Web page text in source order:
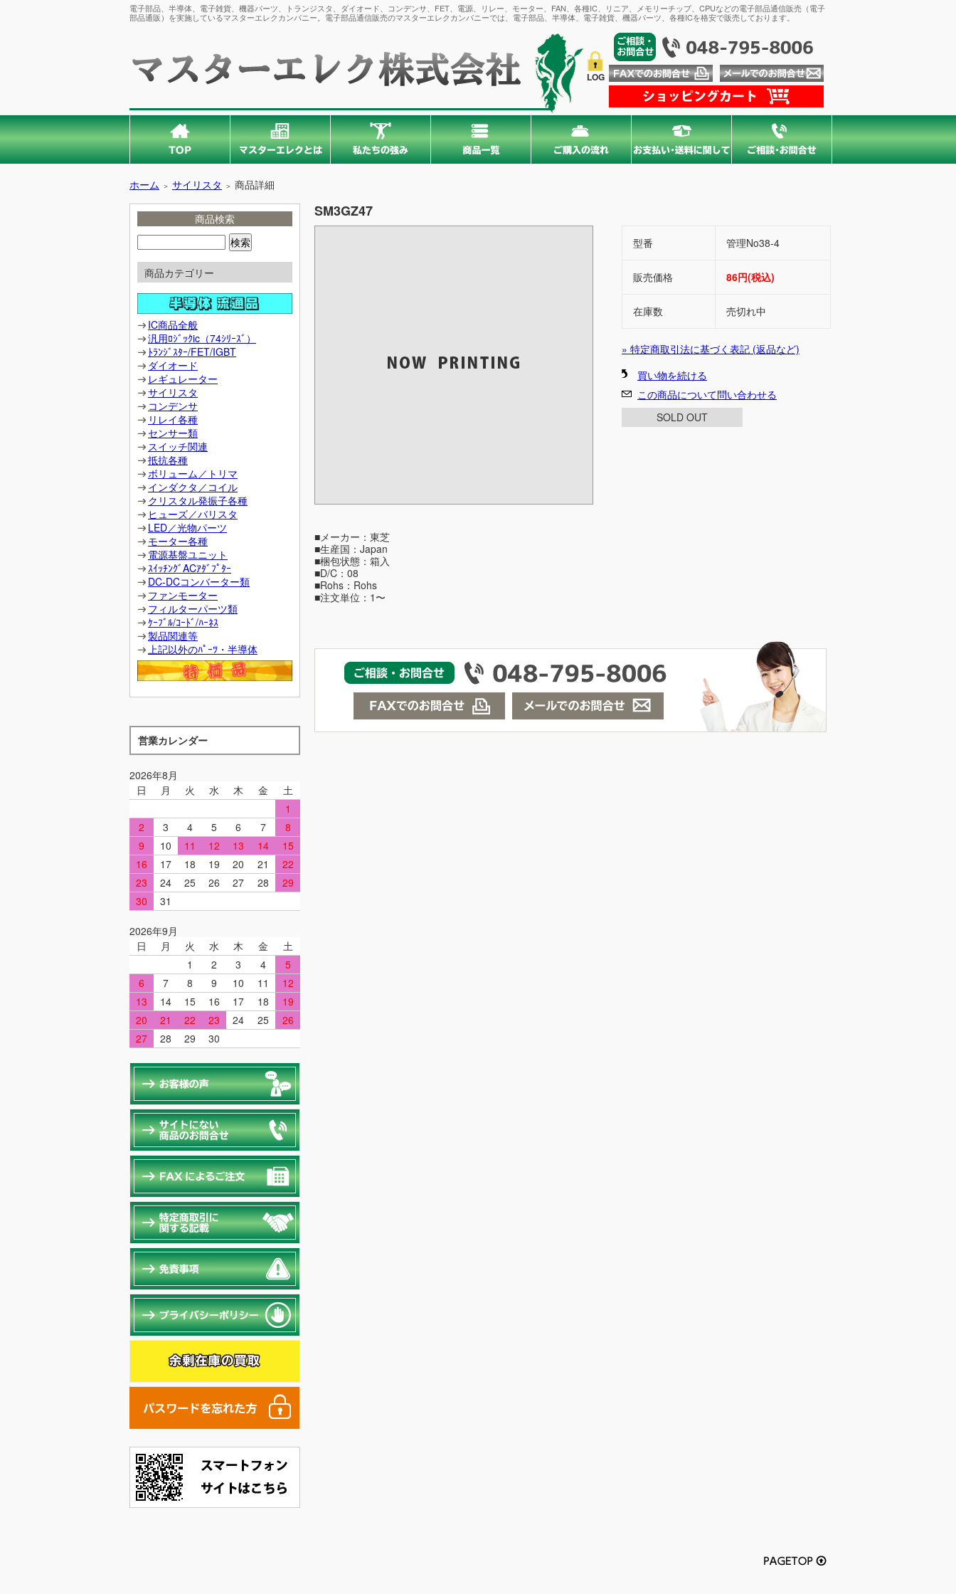
電子部品、半導体、電子雑貨、機器パーツ、トランジスタ、ダイオード、コンデンサ、FET、電源、リレー、モーター、FAN、各種IC、リニア、メモリーチップ、CPUなどの電子部品通信販売（電子
部品通販）を実施しているマスターエレクカンパニー。電子部品通信販売のマスターエレクカンパニーでは、電子部品、半導体、電子雑貨、機器パーツ、各種ICを格安で販売しております。
LOG
ホーム ＞ サイリスタ ＞ 商品詳細
商品検索
商品カテゴリー
IC商品全般
汎用ﾛｼﾞｯｸic（74ｼﾘｰｽﾞ）
ﾄﾗﾝｼﾞｽﾀｰ/FET/IGBT
ダイオード
レギュレーター
サイリスタ
コンデンサ
リレイ各種
センサー類
スイッチ関連
抵抗各種
ボリューム／トリマ
インダクタ／コイル
クリスタル発振子各種
ヒューズ／バリスタ
LED／光物パーツ
モーター各種
電源基盤ユニット
ｽｲｯﾁﾝｸﾞACｱﾀﾞﾌﾟﾀｰ
DC-DCコンバーター類
ファンモーター
フィルターパーツ類
ｹｰﾌﾞﾙ/ｺｰﾄﾞ/ﾊｰﾈｽ
製品関連等
上記以外のﾊﾟｰﾂ・半導体
営業カレンダー
2026年8月
日
月 火 水 木 金
土
1
2
3 4 5 6 7
8
9
10 11 12 13 14
15
16
17 18 19 20 21
22
23
24 25 26 27 28
29
30
31
2026年9月
日
月 火 水 木 金
土
1
2 3 4
5
6
7 8 9 10 11
12
13
14 15 16 17 18
19
20
21 22 23 24 25
26
27
28 29 30
SM3GZ47
型番 管理No38-4
販売価格 86円(税込)
在庫数 売切れ中
» 特定商取引法に基づく表記 (返品など)
買い物を続ける
この商品について問い合わせる
SOLD OUT
■メーカー：東芝
■生産国：Japan
■梱包状態：箱入
■D/C：08
■Rohs：Rohs
■注文単位：1〜